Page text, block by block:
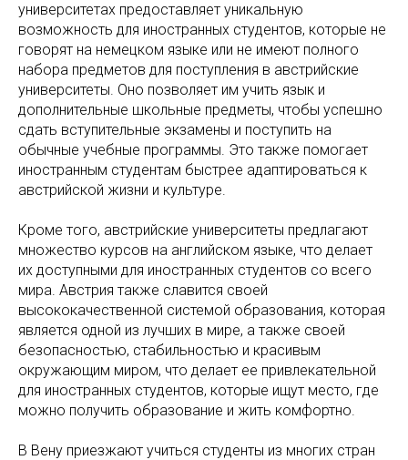
университетах предоставляет уникальную
возможность для иностранных студентов, которые не
говорят на немецком языке или не имеют полного
набора предметов для поступления в австрийские
университеты. Оно позволяет им учить язык и
дополнительные школьные предметы, чтобы успешно
сдать вступительные экзамены и поступить на
обычные учебные программы. Это также помогает
иностранным студентам быстрее адаптироваться к
австрийской жизни и культуре.
Кроме того, австрийские университеты предлагают
множество курсов на английском языке, что делает
их доступными для иностранных студентов со всего
мира. Австрия также славится своей
высококачественной системой образования, которая
является одной из лучших в мире, а также своей
безопасностью, стабильностью и красивым
окружающим миром, что делает ее привлекательной
для иностранных студентов, которые ищут место, где
можно получить образование и жить комфортно.
В Вену приезжают учиться студенты из многих стран